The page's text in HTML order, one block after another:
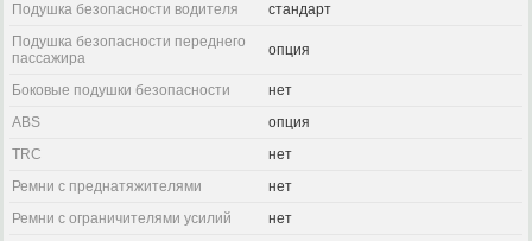
Подушка безопасности водителя
стандарт
Подушка безопасности переднего
пассажира
опция
Боковые подушки безопасности
нет
ABS
опция
TRC
нет
Ремни с преднатяжителями
нет
Ремни с ограничителями усилий
нет